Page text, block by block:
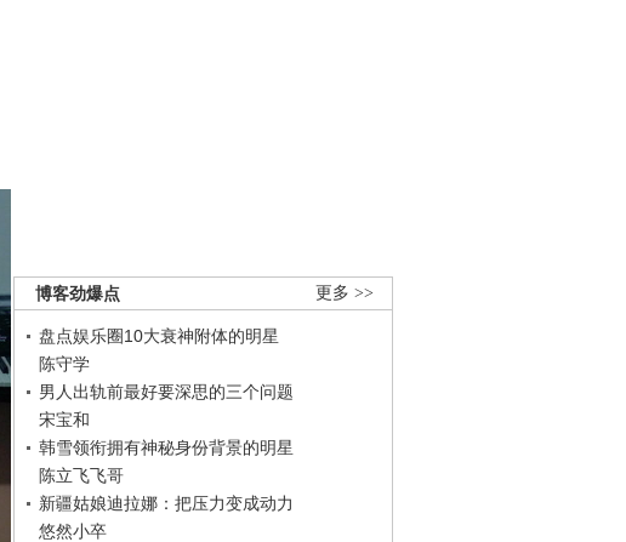
更多 >>
博客劲爆点
盘点娱乐圈10大衰神附体的明星
陈守学
男人出轨前最好要深思的三个问题
宋宝和
韩雪领衔拥有神秘身份背景的明星
陈立飞飞哥
新疆姑娘迪拉娜：把压力变成动力
悠然小卒